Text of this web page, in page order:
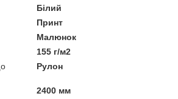
Білий
Принт
Малюнок
155 г/м2
Рулон
2400 мм